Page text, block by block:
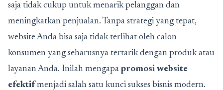
saja tidak cukup untuk menarik pelanggan dan
meningkatkan penjualan. Tanpa strategi yang tepat,
website Anda bisa saja tidak terlihat oleh calon
konsumen yang seharusnya tertarik dengan produk atau
layanan Anda. Inilah mengapa promosi website
efektif menjadi salah satu kunci sukses bisnis modern.